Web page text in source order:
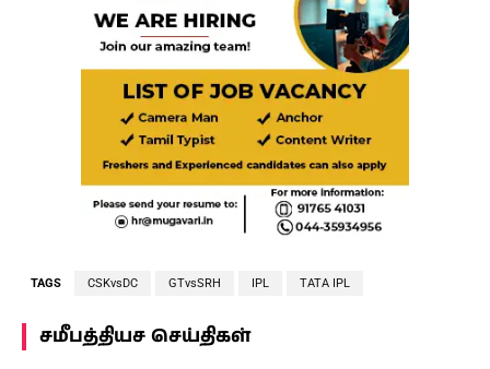
TAGS CSKvsDC GTvsSRH IPL TATA IPL
சமீபத்தியச செய்திகள்